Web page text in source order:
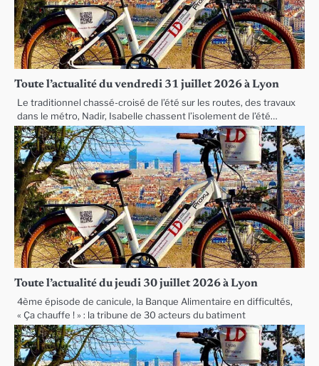
Toute l’actualité du vendredi 31 juillet 2026 à Lyon
Le traditionnel chassé-croisé de l’été sur les routes, des travaux
dans le métro, Nadir, Isabelle chassent l’isolement de l’été…
Toute l’actualité du jeudi 30 juillet 2026 à Lyon
4ème épisode de canicule, la Banque Alimentaire en difficultés,
« Ça chauffe ! » : la tribune de 30 acteurs du batiment